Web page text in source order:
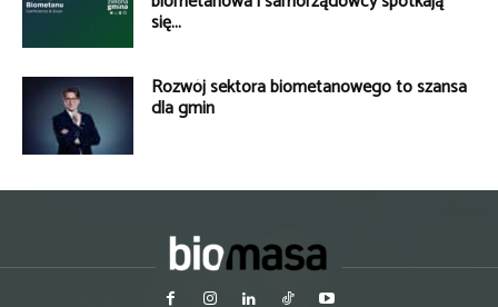
się...
Rozwój sektora biometanowego to szansa
dla gmin